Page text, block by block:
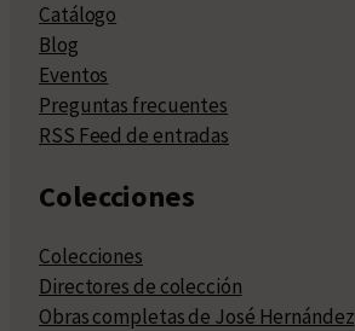
Catálogo
Blog
Eventos
Preguntas frecuentes
RSS Feed de entradas
Colecciones
Colecciones
Directores de colección
Obras completas de José Hernández